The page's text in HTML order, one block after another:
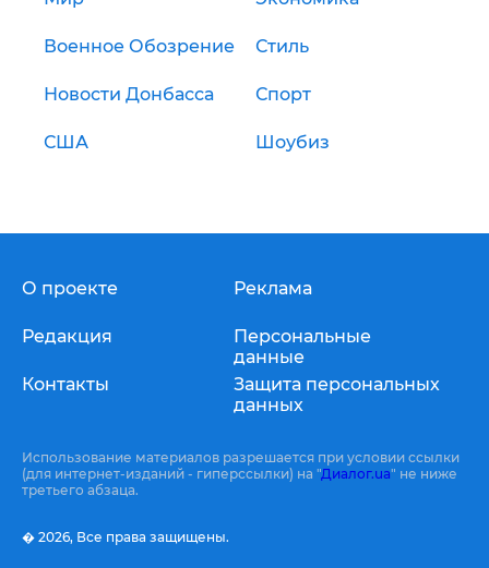
Военное Обозрение Стиль
Новости Донбасса Спорт
США Шоубиз
О проекте
Редакция
Контакты
Реклама
Персональные
данные
Защита персональных
данных
Использование материалов разрешается при условии ссылки
(для интернет-изданий - гиперссылки) на "Диалог.ua" не ниже
третьего абзаца.
� 2026, Все права защищены.